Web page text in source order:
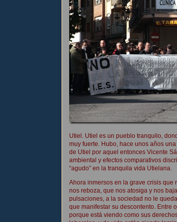
Utiel. Utiel es un pueblo tranquilo,
muy fuerte. Hubo, hace unos años
de Utiel por aquel entonces Vicente
ambiental y efectos comparativos
“agudo” en la tranquila vida Utielana.
Ahora inmersos en la grave crisis que
nos reboza, que nos atosiga y nos
pulsaciones, a la sociedad no le
que manifestar su descontento. Entre
porque está viendo como sus